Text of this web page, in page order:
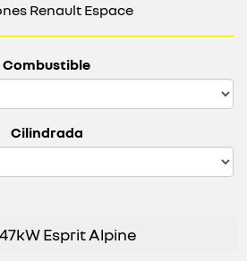
Renault Espace
Combustible
Cilindrada
Esprit Alpine